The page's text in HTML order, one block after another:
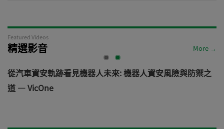
Featured Videos
精選影音 More →
從汽車資安軌跡看見機器人未來: 機器人資安風險與防禦之
道 — VicOne